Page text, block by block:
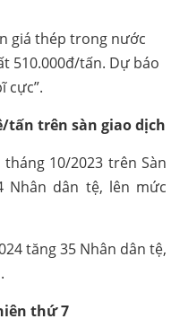
giá thép trong nước
510.000đ/tấn. Dự báo
cực”.
tấn trên sàn giao dịch
10/2023 trên Sàn
Nhân dân tệ, lên mức
tăng 35 Nhân dân tệ,
thứ 7